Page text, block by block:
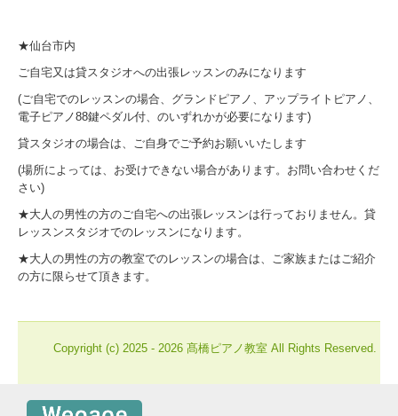
★仙台市内
ご自宅又は貸スタジオへの出張レッスンのみになります
(ご自宅でのレッスンの場合、グランドピアノ、アップライトピアノ、
電子ピアノ88鍵ペダル付、のいずれかが必要になります)
貸スタジオの場合は、ご自身でご予約お願いいたします
(場所によっては、お受けできない場合があります。お問い合わせくだ
さい)
★大人の男性の方のご自宅への出張レッスンは行っておりません。貸
レッスンスタジオでのレッスンになります。
★大人の男性の方の教室でのレッスンの場合は、ご家族またはご紹介
の方に限らせて頂きます。
Copyright (c) 2025 - 2026 髙橋ピアノ教室 All Rights Reserved.